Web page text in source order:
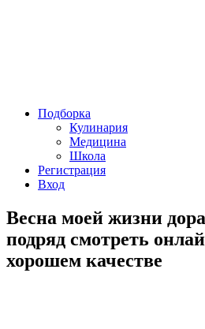
Подборка
Кулинария
Медицина
Школа
Регистрация
Вход
Весна моей жизни
подряд смотреть
хорошем качестве